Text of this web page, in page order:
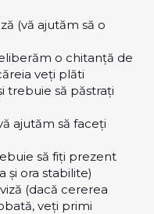
(vă ajutăm să o
o chitanță de
veți plăti
trebuie să păstrați
ajutăm să faceți
să fiți prezent
și ora stabilite)
(dacă cererea
veți primi